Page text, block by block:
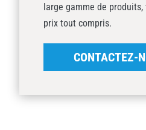
large gamme de
prix tout compris.
CONTACTEZ-